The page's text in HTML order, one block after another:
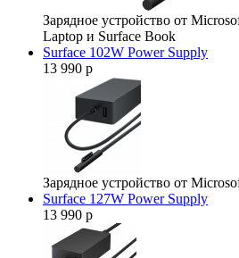
Зарядное устройство от
Laptop и Surface Book
Surface 102W Power Supply
13 990 р
Зарядное устройство от
Surface 127W Power Supply
13 990 р